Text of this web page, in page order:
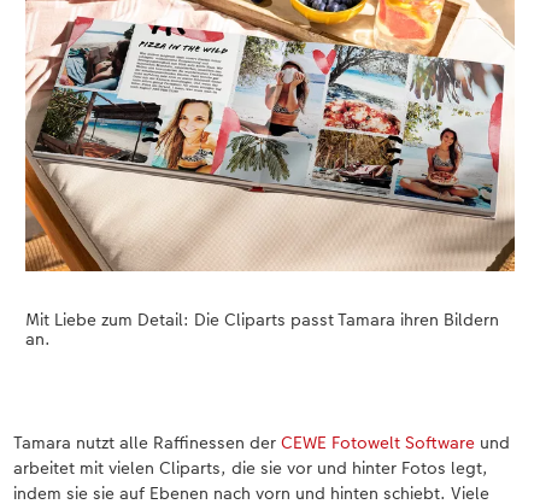
Mit Liebe zum Detail: Die Cliparts passt Tamara ihren Bildern
an.
Tamara nutzt alle Raffinessen derCEWE Fotowelt Software und
arbeitet mit vielen Cliparts, die sie vor und hinter Fotos legt,
indem sie sie auf Ebenen nach vorn und hinten schiebt. Viele